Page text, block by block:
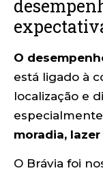
O
está ligado à
localização e
moradia,
O Brávia foi